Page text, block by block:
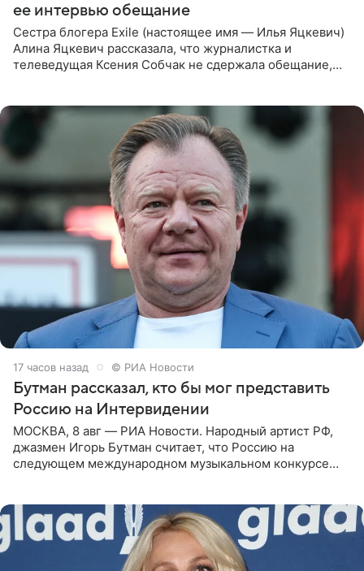
ее интервью обещание
Сестра блогера Exile (настоящее имя — Илья Яцкевич)
Алина Яцкевич рассказала, что журналистка и
телеведущая Ксения Собчак не сдержала обещание,
17 часов назад © РИА Новости
Бутман рассказал, кто бы мог представить
Россию на Интервидении
МОСКВА, 8 авг — РИА Новости. Народный артист РФ,
джазмен Игорь Бутман считает, что Россию на
следующем международном музыкальном конкурсе